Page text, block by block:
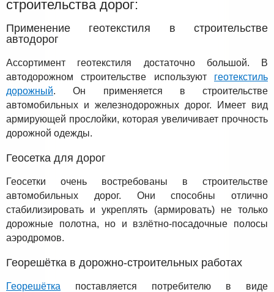
строительства дорог:
Применение геотекстиля в строительстве
автодорог
Ассортимент геотекстиля достаточно большой. В
автодорожном строительстве используют геотекстиль
дорожный. Он применяется в строительстве
автомобильных и железнодорожных дорог. Имеет вид
армирующей прослойки, которая увеличивает прочность
дорожной одежды.
Геосетка для дорог
Геосетки очень востребованы в строительстве
автомобильных дорог. Они способны отлично
стабилизировать и укреплять (армировать) не только
дорожные полотна, но и взлётно-посадочные полосы
аэродромов.
Георешётка в дорожно-строительных работах
Георешётка поставляется потребителю в виде